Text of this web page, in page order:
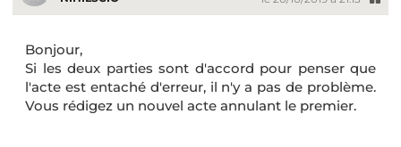
Bonjour,
Si les deux parties sont d'accord pour penser que
l'acte est entaché d'erreur, il n'y a pas de problème.
Vous rédigez un nouvel acte annulant le premier.